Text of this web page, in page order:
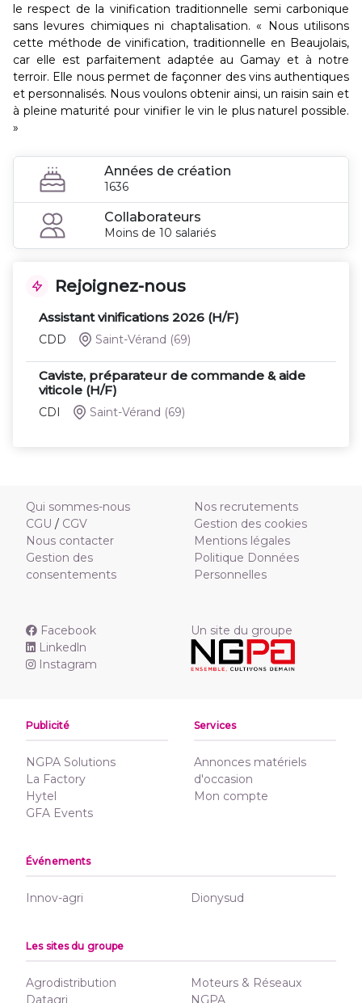
le respect de la vinification traditionnelle semi carbonique
sans levures chimiques ni chaptalisation. « Nous utilisons
cette méthode de vinification, traditionnelle en Beaujolais,
car elle est parfaitement adaptée au Gamay et à notre
terroir. Elle nous permet de façonner des vins authentiques
et personnalisés. Nous voulons obtenir ainsi, un raisin sain et
à pleine maturité pour vinifier le vin le plus naturel possible.
»
Années de création
1636
Collaborateurs
Moins de 10 salariés
Rejoignez-nous
Assistant vinifications 2026 (H/F)
CDD Saint-Vérand (69)
Caviste, préparateur de commande & aide
viticole (H/F)
CDI Saint-Vérand (69)
Qui sommes-nous
CGU / CGV
Nous contacter
Gestion des
consentements
Nos recrutements
Gestion des cookies
Mentions légales
Politique Données
Personnelles
Facebook
Linkedln
Instagram
Un site du groupe
Publicité
NGPA Solutions
La Factory
Hytel
GFA Events
Services
Annonces matériels
d'occasion
Mon compte
Événements
Innov-agri Dionysud
Les sites du groupe
Agrodistribution
Datagri
Moteurs & Réseaux
NGPA